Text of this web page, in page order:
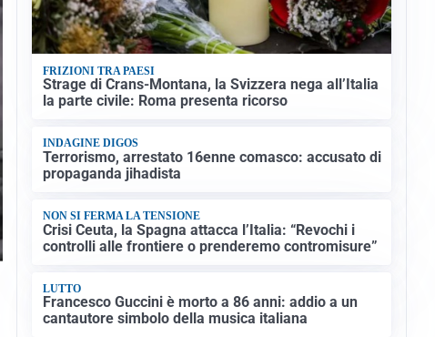
FRIZIONI TRA PAESI
Strage di Crans-Montana, la Svizzera nega all’Italia
la parte civile: Roma presenta ricorso
INDAGINE DIGOS
Terrorismo, arrestato 16enne comasco: accusato di
propaganda jihadista
NON SI FERMA LA TENSIONE
Crisi Ceuta, la Spagna attacca l’Italia: “Revochi i
controlli alle frontiere o prenderemo contromisure”
LUTTO
Francesco Guccini è morto a 86 anni: addio a un
cantautore simbolo della musica italiana